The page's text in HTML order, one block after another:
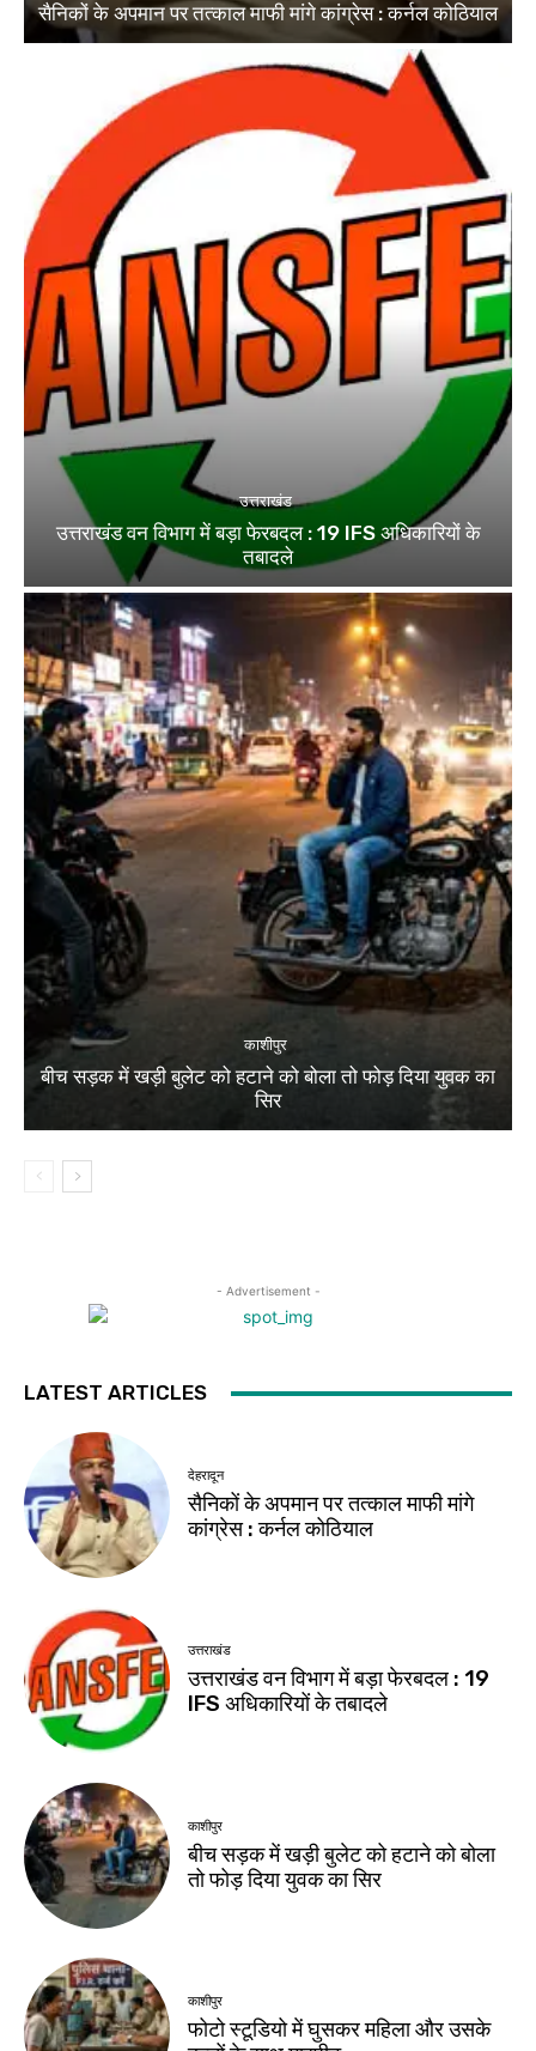
सैनिकों के अपमान पर तत्काल माफी मांगे कांग्रेस : कर्नल कोठियाल
उत्तराखंड
उत्तराखंड वन विभाग में बड़ा फेरबदल : 19 IFS अधिकारियों के
तबादले
काशीपुर
बीच सड़क में खड़ी बुलेट को हटाने को बोला तो फोड़ दिया युवक का
सिर
- Advertisement -
LATEST ARTICLES
देहरादून
सैनिकों के अपमान पर तत्काल माफी मांगे
कांग्रेस : कर्नल कोठियाल
उत्तराखंड
उत्तराखंड वन विभाग में बड़ा फेरबदल : 19
IFS अधिकारियों के तबादले
काशीपुर
बीच सड़क में खड़ी बुलेट को हटाने को बोला
तो फोड़ दिया युवक का सिर
काशीपुर
फोटो स्टूडियो में घुसकर महिला और उसके